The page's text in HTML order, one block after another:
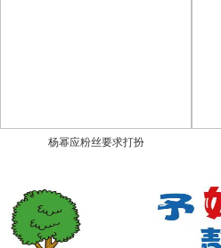
杨幂应粉丝要求打扮